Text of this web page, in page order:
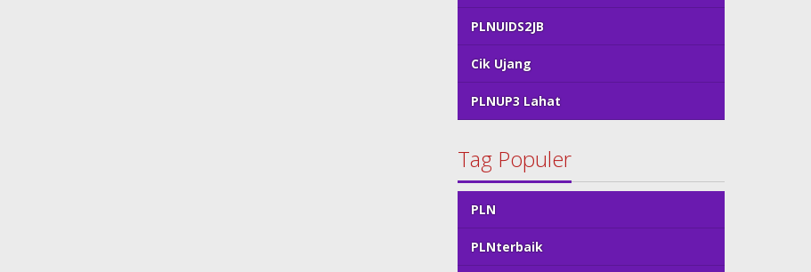
PLNUIDS2JB
Cik Ujang
PLNUP3 Lahat
Tag Populer
PLN
PLNterbaik